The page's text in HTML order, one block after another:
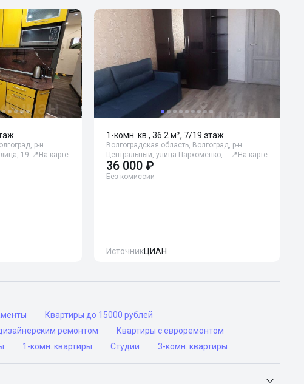
р-н
19 📍 На карте
1-комн. кв., 36.2 м², 7/19 этаж
Волгоградская область, Волгоград, р-н
Центральный, улица Пархоменко,… 📍 На карте
36 000 ₽
Без комиссии
ИсточникЦИАН
Квартиры до 15000 рублей
ремонтом
Квартиры с евроремонтом
1-комн. квартиры Студии 3-комн. квартиры